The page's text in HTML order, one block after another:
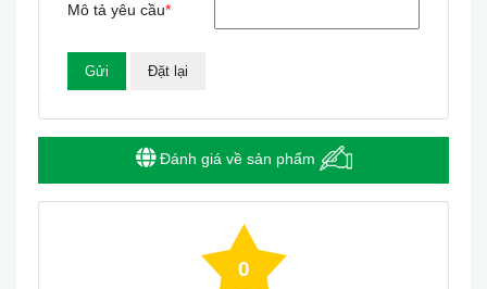
Mô tả yêu cầu*
Đánh giá về sản phẩm
0